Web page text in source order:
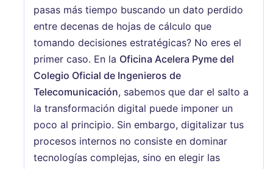
pasas más tiempo buscando un dato perdido
entre decenas de hojas de cálculo que
tomando decisiones estratégicas? No eres el
primer caso. En la Oficina Acelera Pyme del
Colegio Oficial de Ingenieros de
Telecomunicación, sabemos que dar el salto a
la transformación digital puede imponer un
poco al principio. Sin embargo, digitalizar tus
procesos internos no consiste en dominar
tecnologías complejas, sino en elegir las